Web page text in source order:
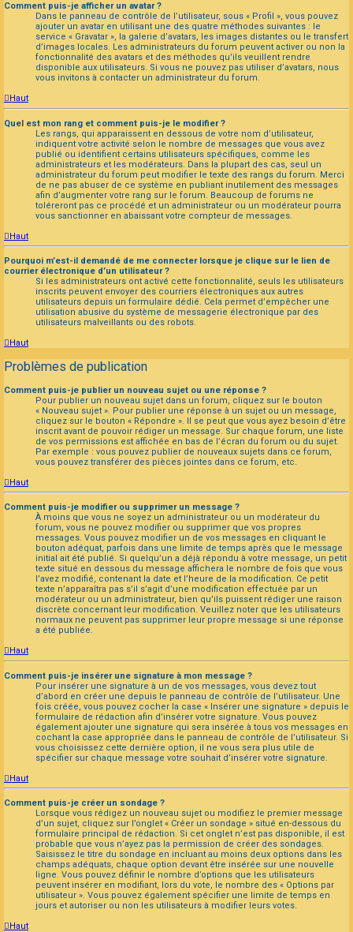
Comment puis-je afficher un avatar ?
Dans le panneau de contrôle de l’utilisateur, sous « Profil », vous pouvez
ajouter un avatar en utilisant une des quatre méthodes suivantes : le
service « Gravatar », la galerie d’avatars, les images distantes ou le transfert
d’images locales. Les administrateurs du forum peuvent activer ou non la
fonctionnalité des avatars et des méthodes qu’ils veuillent rendre
disponible aux utilisateurs. Si vous ne pouvez pas utiliser d’avatars, nous
vous invitons à contacter un administrateur du forum.
Haut
Quel est mon rang et comment puis-je le modifier ?
Les rangs, qui apparaissent en dessous de votre nom d’utilisateur,
indiquent votre activité selon le nombre de messages que vous avez
publié ou identifient certains utilisateurs spécifiques, comme les
administrateurs et les modérateurs. Dans la plupart des cas, seul un
administrateur du forum peut modifier le texte des rangs du forum. Merci
de ne pas abuser de ce système en publiant inutilement des messages
afin d’augmenter votre rang sur le forum. Beaucoup de forums ne
toléreront pas ce procédé et un administrateur ou un modérateur pourra
vous sanctionner en abaissant votre compteur de messages.
Haut
Pourquoi m’est-il demandé de me connecter lorsque je clique sur le lien de
courrier électronique d’un utilisateur ?
Si les administrateurs ont activé cette fonctionnalité, seuls les utilisateurs
inscrits peuvent envoyer des courriers électroniques aux autres
utilisateurs depuis un formulaire dédié. Cela permet d’empêcher une
utilisation abusive du système de messagerie électronique par des
utilisateurs malveillants ou des robots.
Haut
Problèmes de publication
Comment puis-je publier un nouveau sujet ou une réponse ?
Pour publier un nouveau sujet dans un forum, cliquez sur le bouton
« Nouveau sujet ». Pour publier une réponse à un sujet ou un message,
cliquez sur le bouton « Répondre ». Il se peut que vous ayez besoin d’être
inscrit avant de pouvoir rédiger un message. Sur chaque forum, une liste
de vos permissions est affichée en bas de l’écran du forum ou du sujet.
Par exemple : vous pouvez publier de nouveaux sujets dans ce forum,
vous pouvez transférer des pièces jointes dans ce forum, etc.
Haut
Comment puis-je modifier ou supprimer un message ?
À moins que vous ne soyez un administrateur ou un modérateur du
forum, vous ne pouvez modifier ou supprimer que vos propres
messages. Vous pouvez modifier un de vos messages en cliquant le
bouton adéquat, parfois dans une limite de temps après que le message
initial ait été publié. Si quelqu’un a déjà répondu à votre message, un petit
texte situé en dessous du message affichera le nombre de fois que vous
l’avez modifié, contenant la date et l’heure de la modification. Ce petit
texte n’apparaîtra pas s’il s’agit d’une modification effectuée par un
modérateur ou un administrateur, bien qu’ils puissent rédiger une raison
discrète concernant leur modification. Veuillez noter que les utilisateurs
normaux ne peuvent pas supprimer leur propre message si une réponse
a été publiée.
Haut
Comment puis-je insérer une signature à mon message ?
Pour insérer une signature à un de vos messages, vous devez tout
d’abord en créer une depuis le panneau de contrôle de l’utilisateur. Une
fois créée, vous pouvez cocher la case « Insérer une signature » depuis le
formulaire de rédaction afin d’insérer votre signature. Vous pouvez
également ajouter une signature qui sera insérée à tous vos messages en
cochant la case appropriée dans le panneau de contrôle de l’utilisateur. Si
vous choisissez cette dernière option, il ne vous sera plus utile de
spécifier sur chaque message votre souhait d’insérer votre signature.
Haut
Comment puis-je créer un sondage ?
Lorsque vous rédigez un nouveau sujet ou modifiez le premier message
d’un sujet, cliquez sur l’onglet « Créer un sondage » situé en-dessous du
formulaire principal de rédaction. Si cet onglet n’est pas disponible, il est
probable que vous n’ayez pas la permission de créer des sondages.
Saisissez le titre du sondage en incluant au moins deux options dans les
champs adéquats, chaque option devant être insérée sur une nouvelle
ligne. Vous pouvez définir le nombre d’options que les utilisateurs
peuvent insérer en modifiant, lors du vote, le nombre des « Options par
utilisateur ». Vous pouvez également spécifier une limite de temps en
jours et autoriser ou non les utilisateurs à modifier leurs votes.
Haut